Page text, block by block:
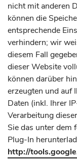
nicht mit anderen
können die
entsprechende
verhindern; wir
diesem Fall
dieser Website
können darüber
erzeugten und auf
Daten (inkl. Ihrer
Verarbeitung
Sie das unter dem
Plug-In
http://